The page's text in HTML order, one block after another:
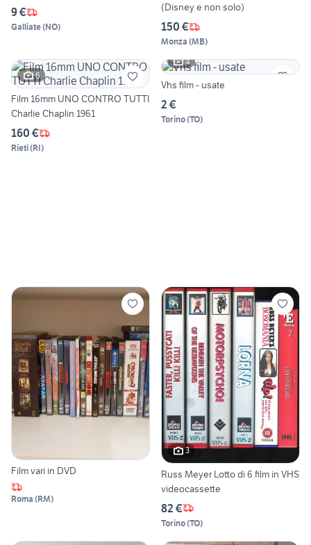
9 €
Galliate(NO)
(Disney e non solo)
150 €
Monza (MB)
6
Film 16mm UNO CONTRO TUTTI
Charlie Chaplin 1961
160 €
Rieti(RI)
4
Vhs film - usate
2 €
Torino(TO)
Film vari in DVD
Roma (RM)
3
Russ Meyer Lotto di 6 film in VHS
videocassette
82 €
Torino(TO)